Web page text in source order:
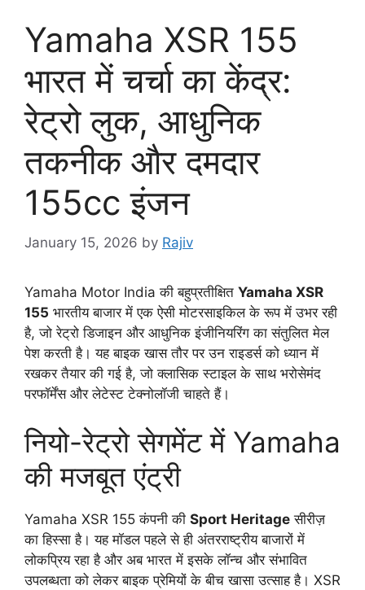
Yamaha XSR 155
भारत में चर्चा का केंद्र:
रेट्रो लुक, आधुनिक
तकनीक और दमदार
155cc इंजन
January 15, 2026 by Rajiv
Yamaha Motor India की बहुप्रतीक्षित Yamaha XSR
155 भारतीय बाजार में एक ऐसी मोटरसाइकिल के रूप में उभर रही
है, जो रेट्रो डिजाइन और आधुनिक इंजीनियरिंग का संतुलित मेल
पेश करती है। यह बाइक खास तौर पर उन राइडर्स को ध्यान में
रखकर तैयार की गई है, जो क्लासिक स्टाइल के साथ भरोसेमंद
परफॉर्मेंस और लेटेस्ट टेक्नोलॉजी चाहते हैं।
नियो-रेट्रो सेगमेंट में Yamaha
की मजबूत एंट्री
Yamaha XSR 155 कंपनी की Sport Heritage सीरीज़
का हिस्सा है। यह मॉडल पहले से ही अंतरराष्ट्रीय बाजारों में
लोकप्रिय रहा है और अब भारत में इसके लॉन्च और संभावित
उपलब्धता को लेकर बाइक प्रेमियों के बीच खासा उत्साह है। XSR